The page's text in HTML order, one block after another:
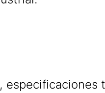
especificaciones